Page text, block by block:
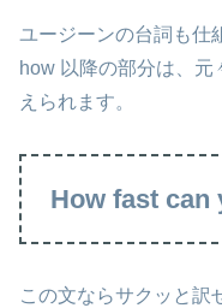
ユージーンの台詞も仕
how 以降の部分は、
えられます。
How fast can
この文ならサクッと訳